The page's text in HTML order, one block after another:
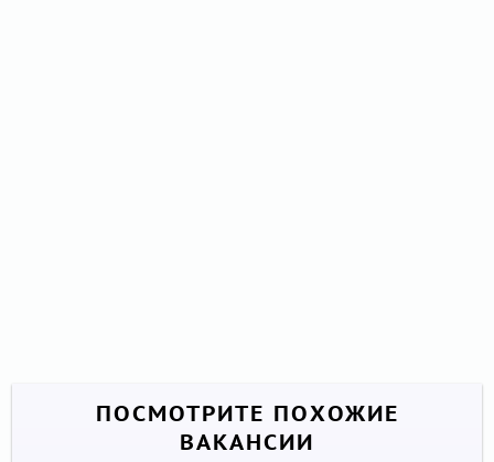
ПОСМОТРИТЕ ПОХОЖИЕ
ВАКАНСИИ